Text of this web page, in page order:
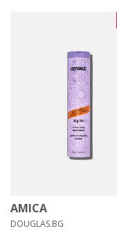
AMICA
DOUGLAS.BG